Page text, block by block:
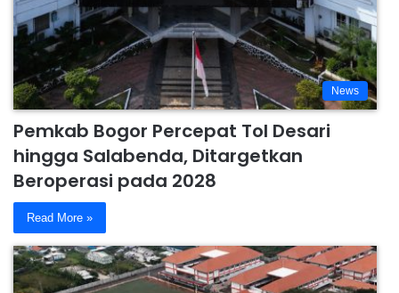
News
Pemkab Bogor Percepat Tol Desari
hingga Salabenda, Ditargetkan
Beroperasi pada 2028
Read More »